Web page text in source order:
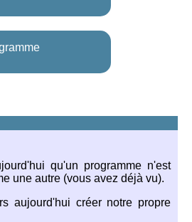
qu'un programme n'est
une autre (vous avez déjà vu).
aujourd'hui créer notre propre